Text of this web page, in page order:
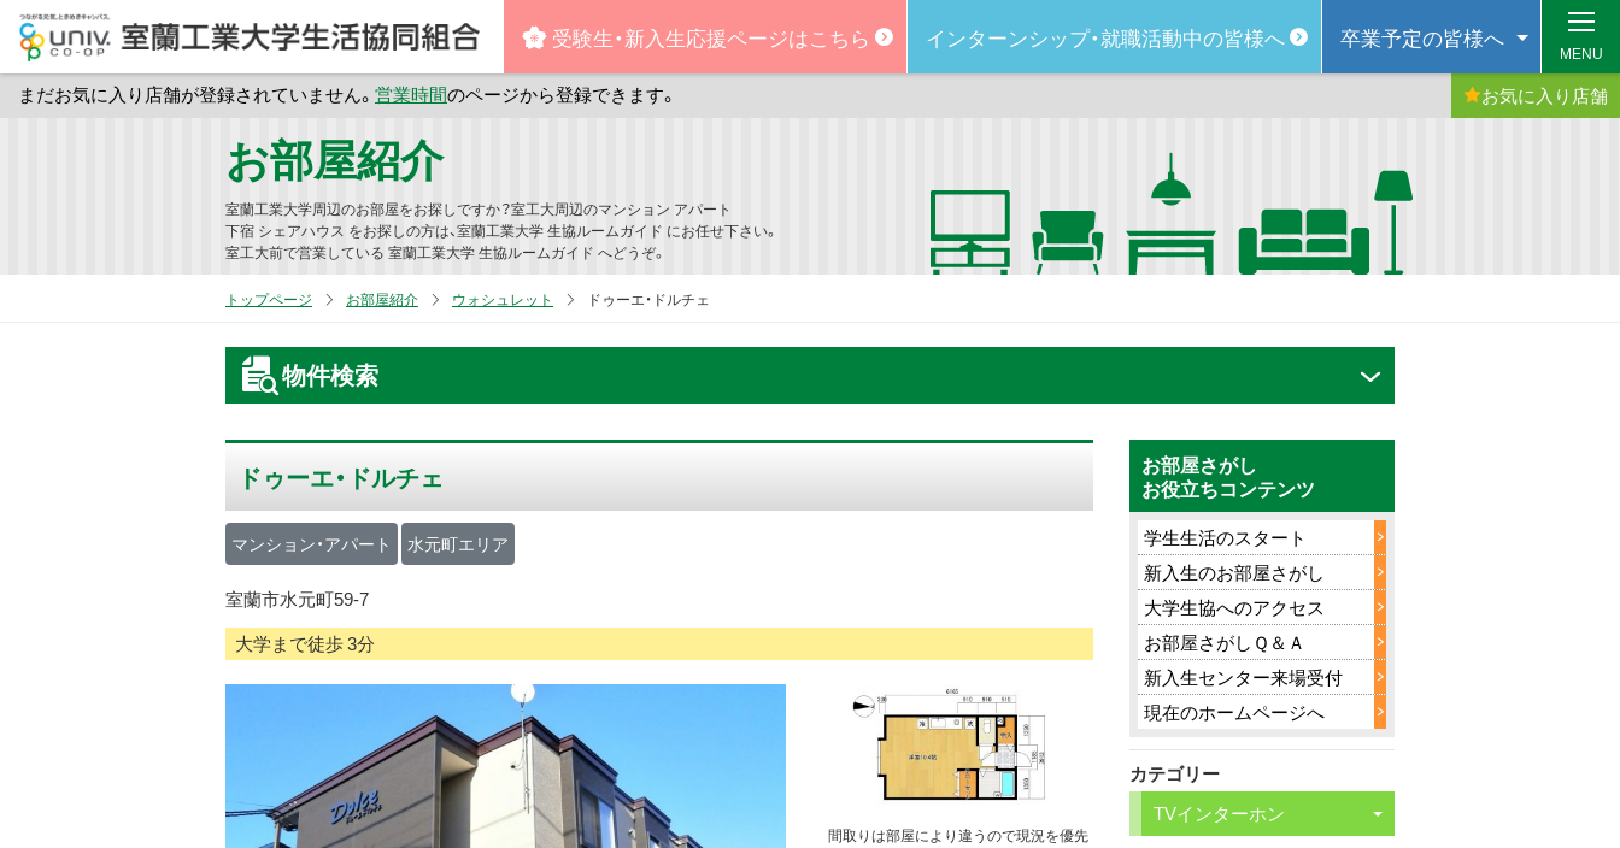
受験生・新入生応援ページはこちら インターンシップ・就職活動中の皆様へ 卒業予定の皆様へ
まだお気に入り店舗が登録されていません。 営業時間のページから登録できます。 お気に入り 店舗
MENU
お部屋紹介
室蘭工業大学周辺のお部屋をお探しですか？室工大周辺のマンション アパート
下宿 シェアハウス をお探しの方は、室蘭工業大学 生協ルームガイド にお任せ下さい。
室工大前で営業している 室蘭工業大学 生協ルームガイド へどうぞ。
トップページ お部屋紹介 ウォシュレット ドゥーエ・ドルチェ
物件検索
ドゥーエ・ドルチェ
マンション・アパート 水元町エリア
室蘭市水元町59-7
大学まで徒歩 3分
間取りは部屋により違うので現況を優先
お部屋さがし
お役立ちコンテンツ
学生生活のスタート
新入生のお部屋さがし
大学生協へのアクセス
お部屋さがしＱ＆Ａ
新入生センター来場受付
現在のホームページへ
カテゴリー
TVインターホン